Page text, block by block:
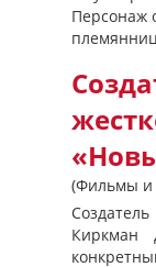
Персонаж
(Фильмы и
Киркман